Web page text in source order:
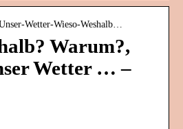
Wetter-Wieso-Weshalb…
Warum?,
Wetter … –